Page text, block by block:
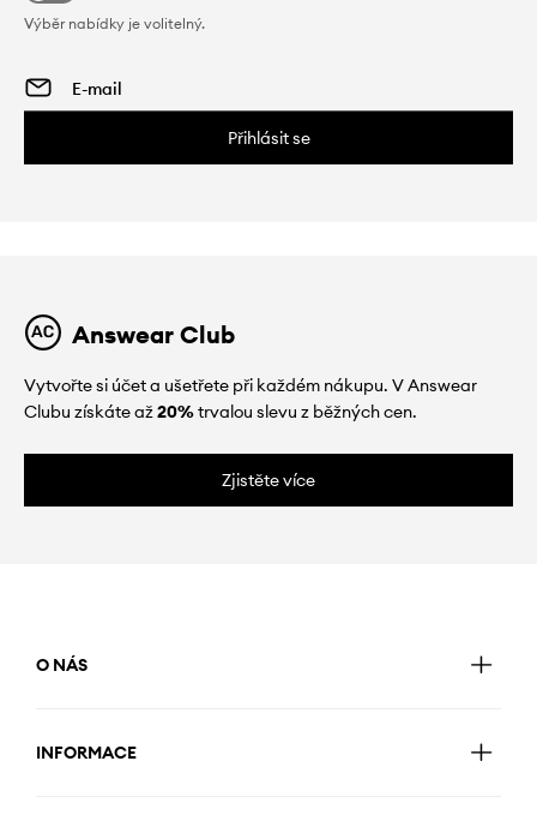
Výběr nabídky je volitelný.
Přihlásit se
Answear Club
Vytvořte si účet a ušetřete při každém nákupu. V Answear
Clubu získáte až20%trvalou slevu z běžných cen.
Zjistěte více
O NÁS
INFORMACE